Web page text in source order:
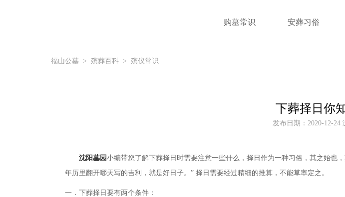
购墓常识 安葬习俗
福山公墓 > 殡葬百科 > 殡仪常识
下葬择日你
发布日期：2020-12-24
沈阳墓园小编带您了解下葬择日时需要注意一些什么，择日作为一种习俗，其之始也
年历里翻开哪天写的吉利，就是好日子。” 择日需要经过精细的推算，不能草率定之。
一．下葬择日要有两个条件：